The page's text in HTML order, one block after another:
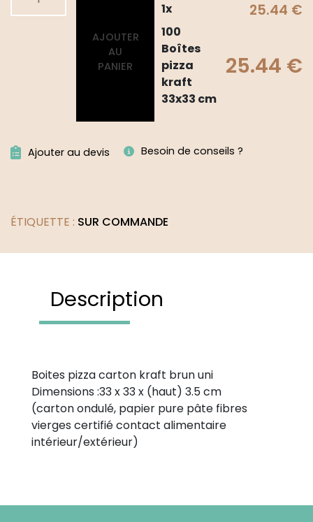
AJOUTER
AU
PANIER
1x 25.44 €
100
Boîtes
pizza
kraft
33x33 cm
25.44 €
Ajouter au devis Besoin de conseils ?
ÉTIQUETTE : SUR COMMANDE
Description
Boites pizza carton kraft brun uni
Dimensions :33 x 33 x (haut) 3.5 cm
(carton ondulé, papier pure pâte fibres
vierges certifié contact alimentaire
intérieur/extérieur)